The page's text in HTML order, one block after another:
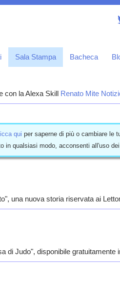
Sala Stampa Bacheca
con la Alexa Skill Renato Mite
Scopri il finale della serie e salva
una nuova storia riservata ai
di Judo", disponibile gratuitamente
qui per saperne di più o cambiare le
in qualsiasi modo, acconsenti all'uso